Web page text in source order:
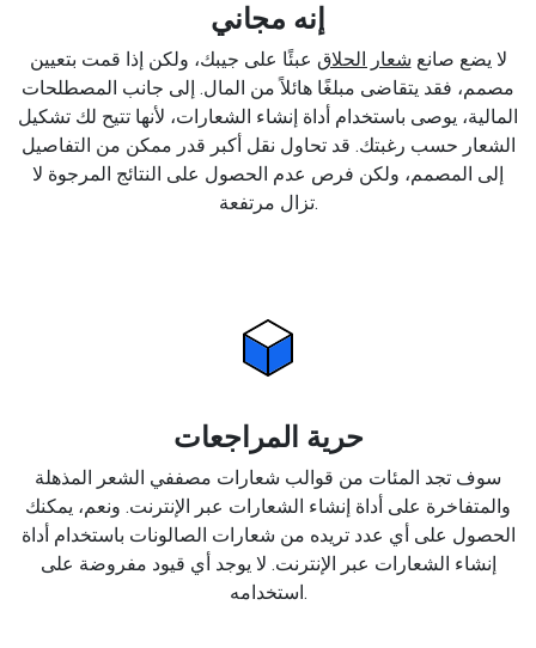
إنه مجاني
لا يضع صانع شعار الحلاق عبئًا على جيبك، ولكن إذا قمت بتعيين
مصمم، فقد يتقاضى مبلغًا هائلاً من المال. إلى جانب المصطلحات
المالية، يوصى باستخدام أداة إنشاء الشعارات، لأنها تتيح لك تشكيل
الشعار حسب رغبتك. قد تحاول نقل أكبر قدر ممكن من التفاصيل
إلى المصمم، ولكن فرص عدم الحصول على النتائج المرجوة لا
تزال مرتفعة.
حرية المراجعات
سوف تجد المئات من قوالب شعارات مصففي الشعر المذهلة
والمتفاخرة على أداة إنشاء الشعارات عبر الإنترنت. ونعم، يمكنك
الحصول على أي عدد تريده من شعارات الصالونات باستخدام أداة
إنشاء الشعارات عبر الإنترنت. لا يوجد أي قيود مفروضة على
استخدامه.